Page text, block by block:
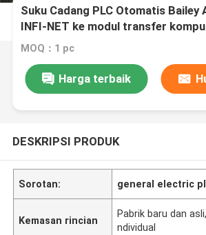
Suku Cadang PLC Otomatis Bailey
INFI-NET ke modul transfer
MOQ：1 pc
Harga terbaik
DESKRIPSI PRODUK
Sorotan: general electric
Kemasan rincian
Pabrik baru dan
ndividual